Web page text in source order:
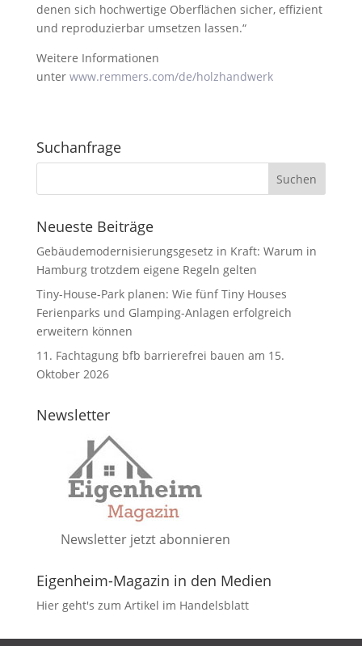
denen sich hochwertige Oberflächen sicher, effizient
und reproduzierbar umsetzen lassen.“
Weitere Informationen
unter www.remmers.com/de/holzhandwerk
Suchanfrage
Neueste Beiträge
Gebäudemodernisierungsgesetz in Kraft: Warum in
Hamburg trotzdem eigene Regeln gelten
Tiny-House-Park planen: Wie fünf Tiny Houses
Ferienparks und Glamping-Anlagen erfolgreich
erweitern können
11. Fachtagung bfb barrierefrei bauen am 15.
Oktober 2026
Newsletter
Newsletter jetzt abonnieren
Eigenheim-Magazin in den Medien
Hier geht's zum Artikel im Handelsblatt
DATENSCHUTZ